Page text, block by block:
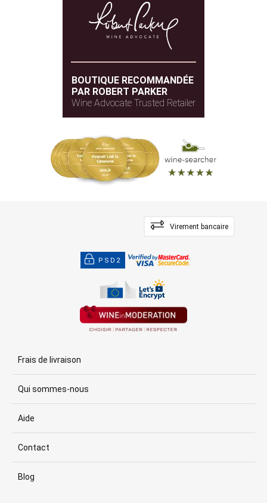
BOUTIQUE RECOMMANDÉE
PAR ROBERT PARKER
Wine Advocate Trusted Retailer
Virement bancaire
PSD2
Frais de livraison
Qui sommes-nous
Aide
Contact
Blog